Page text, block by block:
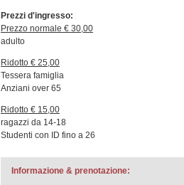
Prezzi d'ingresso:
Prezzo normale € 30,00
adulto
Ridotto € 25,00
Tessera famiglia
Anziani over 65
Ridotto € 15,00
ragazzi da 14-18
Studenti con ID fino a 26
Informazione & prenotazione: